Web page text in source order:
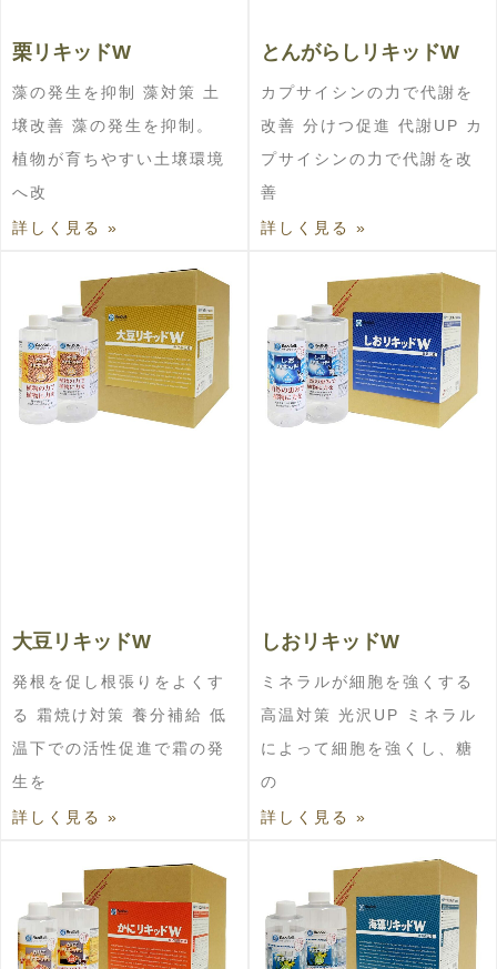
栗リキッドW
藻の発生を抑制 藻対策 土
壌改善 藻の発生を抑制。
植物が育ちやすい土壌環境
へ改
詳しく見る »
とんがらしリキッドW
カプサイシンの力で代謝を
改善 分けつ促進 代謝UP カ
プサイシンの力で代謝を改
善
詳しく見る »
大豆リキッドW
発根を促し根張りをよくす
る 霜焼け対策 養分補給 低
温下での活性促進で霜の発
生を
詳しく見る »
しおリキッドW
ミネラルが細胞を強くする
高温対策 光沢UP ミネラル
によって細胞を強くし、糖
の
詳しく見る »